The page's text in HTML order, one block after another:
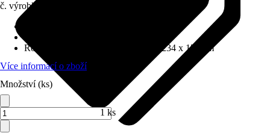
č. výrobku
Rozměry š x h bez přesahu střechy
234 x 175 cm
Více informací o zboží
Množství (ks)
1 ks